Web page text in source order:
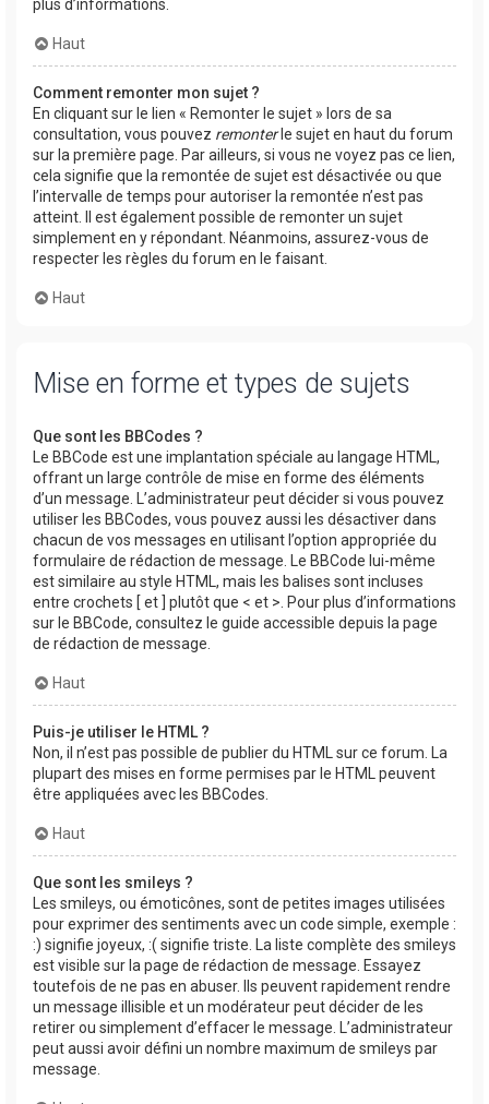
plus d’informations.
Haut
Comment remonter mon sujet ?
En cliquant sur le lien « Remonter le sujet » lors de sa
consultation, vous pouvez remonterle sujet en haut du forum
sur la première page. Par ailleurs, si vous ne voyez pas ce lien,
cela signifie que la remontée de sujet est désactivée ou que
l’intervalle de temps pour autoriser la remontée n’est pas
atteint. Il est également possible de remonter un sujet
simplement en y répondant. Néanmoins, assurez-vous de
respecter les règles du forum en le faisant.
Haut
Mise en forme et types de sujets
Que sont les BBCodes ?
Le BBCode est une implantation spéciale au langage HTML,
offrant un large contrôle de mise en forme des éléments
d’un message. L’administrateur peut décider si vous pouvez
utiliser les BBCodes, vous pouvez aussi les désactiver dans
chacun de vos messages en utilisant l’option appropriée du
formulaire de rédaction de message. Le BBCode lui-même
est similaire au style HTML, mais les balises sont incluses
entre crochets [ et ] plutôt que < et >. Pour plus d’informations
sur le BBCode, consultez le guide accessible depuis la page
de rédaction de message.
Haut
Puis-je utiliser le HTML ?
Non, il n’est pas possible de publier du HTML sur ce forum. La
plupart des mises en forme permises par le HTML peuvent
être appliquées avec les BBCodes.
Haut
Que sont les smileys ?
Les smileys, ou émoticônes, sont de petites images utilisées
pour exprimer des sentiments avec un code simple, exemple :
:) signifie joyeux, :( signifie triste. La liste complète des smileys
est visible sur la page de rédaction de message. Essayez
toutefois de ne pas en abuser. Ils peuvent rapidement rendre
un message illisible et un modérateur peut décider de les
retirer ou simplement d’effacer le message. L’administrateur
peut aussi avoir défini un nombre maximum de smileys par
message.